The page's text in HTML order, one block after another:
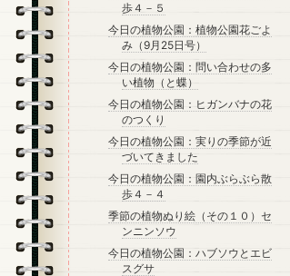
歩４－５
今日の植物公園：植物公園花ごよ
み（9月25日号）
今日の植物公園：問い合わせの多
い植物（と蝶）
今日の植物公園：ヒガンバナの花
のつくり
今日の植物公園：実りの季節が近
づいてきました
今日の植物公園：園内ぶらぶら散
歩４－４
季節の植物ぬり絵（その１０）セ
ンニンソウ
今日の植物公園：ハブソウとエビ
スグサ